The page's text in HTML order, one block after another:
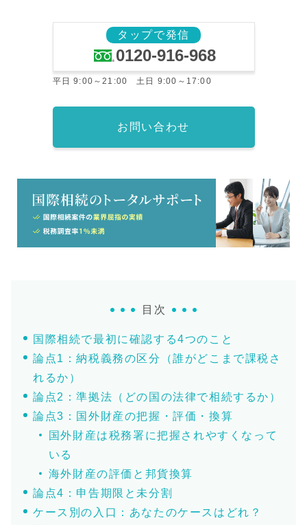
タップで発信
0120-916-968
平日 9:00～21:00 土日 9:00～17:00
お問い合わせ
目次
国際相続で最初に確認する4つのこと
論点1：納税義務の区分（誰がどこまで課税さ
れるか）
論点2：準拠法（どの国の法律で相続するか）
論点3：国外財産の把握・評価・換算
国外財産は税務署に把握されやすくなって
いる
海外財産の評価と邦貨換算
論点4：申告期限と未分割
ケース別の入口：あなたのケースはどれ？